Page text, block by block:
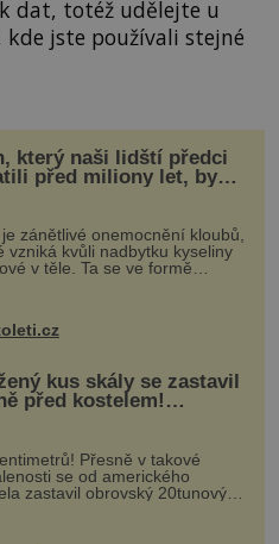
dat, totéž udělejte u
jste používali stejné
který naši lidští předci
před miliony let, by
pomoci s léčbou
králů“
zánětlivé onemocnění kloubů,
vzniká kvůli nadbytku kyseliny
v těle. Ta se ve formě
a způsobuje bole...
kus skály se zastavil
před kostelem!
ho boží síla?
Přesně v takové
se od amerického
zastavil obrovský 20tunový